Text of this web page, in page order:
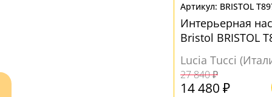
BRISTOL
Интерьерная
Bristol BRISTOL
Lucia Tucci
27 840 ₽
14 480 ₽